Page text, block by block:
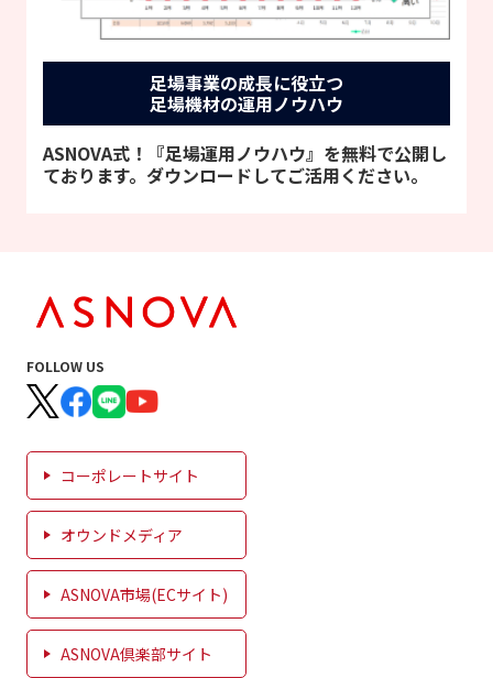
足場事業の成長に役立つ
足場機材の運用ノウハウ
ASNOVA式！『足場運用ノウハウ』を無料で公開し
ております。ダウンロードしてご活用ください。
FOLLOW US
コーポレートサイト
オウンドメディア
ASNOVA市場(ECサイト)
ASNOVA倶楽部サイト